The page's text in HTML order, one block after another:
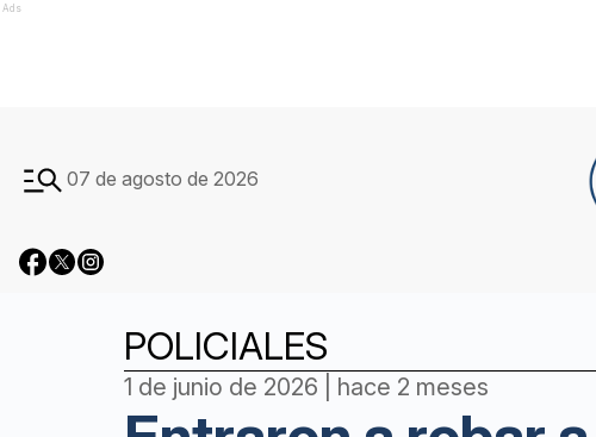
Ads
07 de agosto de 2026
POLICIALES
1 de junio de 2026 | hace 2 meses